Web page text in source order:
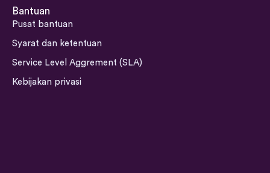
s
t
a
r
a
k
e
i
n
b
o
b
e
Bantuan
Pusat bantuan
Syarat dan ketentuan
Service Level Aggrement (SLA)
Kebijakan privasi